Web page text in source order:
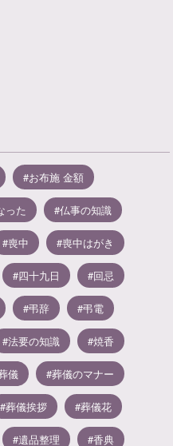
お布施 金額
った 仏事の知識
喪中 喪中はがき
四十九日 回忌
弔辞 弔電
法要の知識 焼香
儀 葬儀のマナー
葬儀挨拶 葬儀花
遺品整理 香典